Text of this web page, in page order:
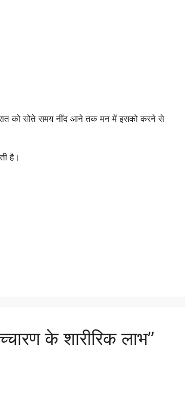
को सोते समय नींद आने तक मन में इसको करने से
है।
के शारीरिक लाभ”